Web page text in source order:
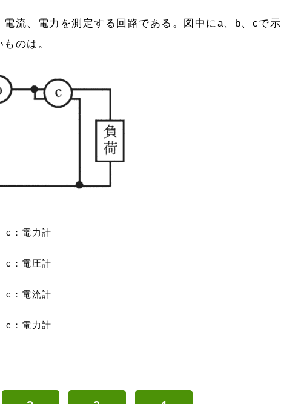
流、電力を測定する回路である。図中にa、b、cで示
のは。
電力計
電圧計
電流計
電力計